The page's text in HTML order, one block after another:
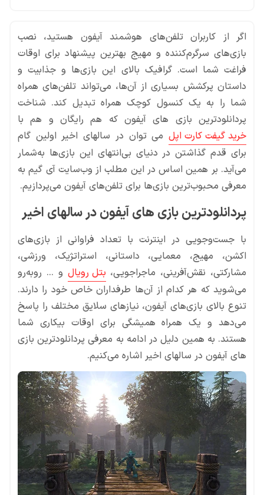
اگر از کاربران تلفن‌های هوشمند آیفون هستید، نصب
بازی‌های سرگرم‌کننده و مهیج بهترین پیشنهاد برای اوقات
فراغت شما است. گرافیک بالای این بازی‌ها و جذابیت و
داستان پرکشش بسیاری از آن‌ها، می‌تواند تلفن‌های همراه
شما را به یک کنسول کوچک همراه تبدیل کند. شناخت
پردانلودترین بازی های آیفون که هم رایگان و هم با
خرید گیفت کارت اپل می توان در سالهای اخیر اولین گام
برای قدم گذاشتن در دنیای بی‌انتهای این بازی‌ها به‌شمار
می‌آید. بر همین اساس در این مطلب از وب‌سایت آی گیم به
معرفی محبوب‌ترین بازی‌ها برای تلفن‌های آیفون می‌پردازیم.
پردانلودترین بازی های آیفون در سالهای اخیر
با جست‌وجویی در اینترنت با تعداد فراوانی از بازی‌های
اکشن، مهیج، معمایی، داستانی، استراتژیک، ورزشی،
مشارکتی، نقش‌آفرینی، ماجراجویی، بتل رویال و … روبه‌رو
می‌شوید که هر کدام از آن‌ها طرفداران خاص خود را دارند.
تنوع بالای بازی‌های آیفون، نیازهای سلایق مختلف را پاسخ
می‌دهد و یک همراه همیشگی برای اوقات بیکاری شما
هستند. به همین دلیل در ادامه به معرفی پردانلودترین بازی
های آیفون در سالهای اخیر اشاره می‌کنیم.